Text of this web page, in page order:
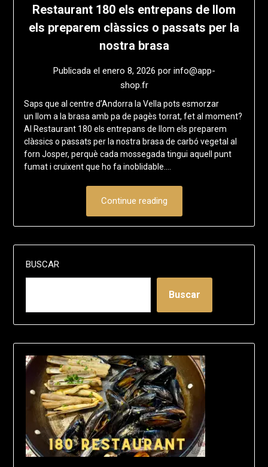
Restaurant 180 els entrepans de llom
els preparem clàssics o passats per la
nostra brasa
Publicada el enero 8, 2026 por info@app-
shop.fr
Saps que al centre d’Andorra la Vella pots esmorzar
un llom a la brasa amb pa de pagès torrat, fet al moment?
Al Restaurant 180 els entrepans de llom els preparem
clàssics o passats per la nostra brasa de carbó vegetal al
forn Josper, perquè cada mossegada tingui aquell punt
fumat i cruixent que ho fa inoblidable….
Continue reading
BUSCAR
Buscar